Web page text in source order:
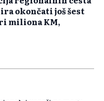
okončati još šest
miliona KM,